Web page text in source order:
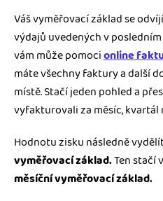
Váš vyměřovací základ se
výdajů uvedených v
vám může pomocionline
máte všechny faktury a další
místě. Stačí jeden pohled a
vyfakturovali za měsíc, kvartál
Hodnotu zisku následně
vyměřovací základ.Ten stačí
měsíční vyměřovací základ.